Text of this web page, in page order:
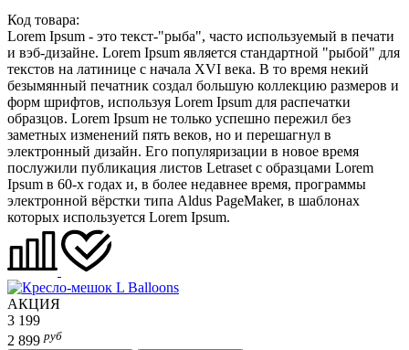
Код товара:
Lorem Ipsum - это текст-"рыба", часто используемый в печати
и вэб-дизайне. Lorem Ipsum является стандартной "рыбой" для
текстов на латинице с начала XVI века. В то время некий
безымянный печатник создал большую коллекцию размеров и
форм шрифтов, используя Lorem Ipsum для распечатки
образцов. Lorem Ipsum не только успешно пережил без
заметных изменений пять веков, но и перешагнул в
электронный дизайн. Его популяризации в новое время
послужили публикация листов Letraset с образцами Lorem
Ipsum в 60-х годах и, в более недавнее время, программы
электронной вёрстки типа Aldus PageMaker, в шаблонах
которых используется Lorem Ipsum.
АКЦИЯ
3 199
2 899 руб